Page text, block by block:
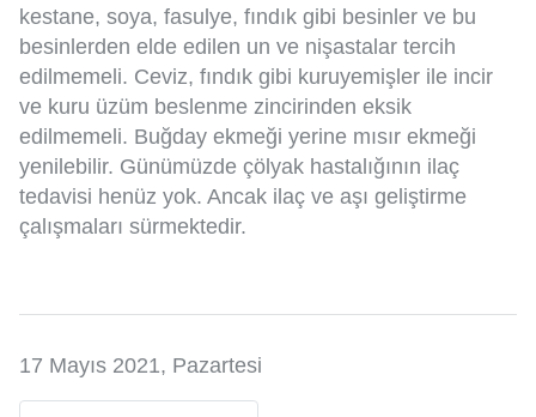
kestane, soya, fasulye, fındık gibi besinler ve bu
besinlerden elde edilen un ve nişastalar tercih
edilmemeli. Ceviz, fındık gibi kuruyemişler ile incir
ve kuru üzüm beslenme zincirinden eksik
edilmemeli. Buğday ekmeği yerine mısır ekmeği
yenilebilir. Günümüzde çölyak hastalığının ilaç
tedavisi henüz yok. Ancak ilaç ve aşı geliştirme
çalışmaları sürmektedir.
17 Mayıs 2021, Pazartesi